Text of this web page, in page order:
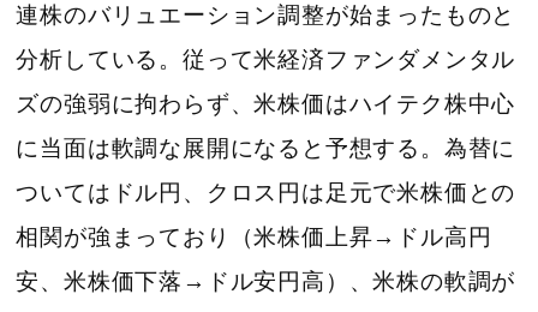
連株のバリュエーション調整が始まったものと
分析している。従って米経済ファンダメンタル
ズの強弱に拘わらず、米株価はハイテク株中心
に当面は軟調な展開になると予想する。為替に
ついてはドル円、クロス円は足元で米株価との
相関が強まっており（米株価上昇→ドル高円
安、米株価下落→ドル安円高）、米株の軟調が